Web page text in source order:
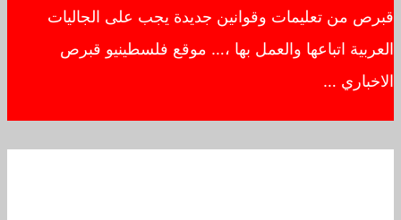
قبرص من تعليمات وقوانين جديدة يجب على الجاليات
العربية اتباعها والعمل بها ،… موقع فلسطينيو قبرص
الاخباري …